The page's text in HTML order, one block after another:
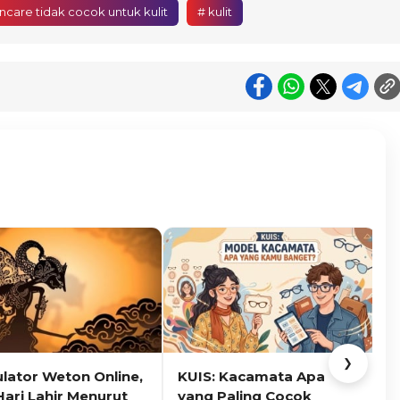
tidak cocok untuk kulit # kulit
Weton Online,
Lahir Menurut
KUIS: Kacamata Apa
yang Paling Cocok
❯